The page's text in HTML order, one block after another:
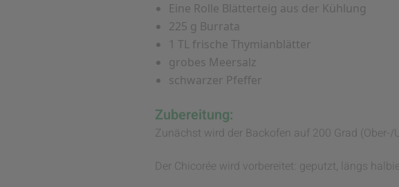
Eine Rolle Blätterteig aus der Kühlung
225 g Burrata
1 TL frische Thymianblätter
grobes Meersalz
schwarzer Pfeffer
Zubereitung:
Zunächst wird der Backofen auf 200 Grad (Ober-/
Der Chicorée wird vorbereitet: geputzt, längs